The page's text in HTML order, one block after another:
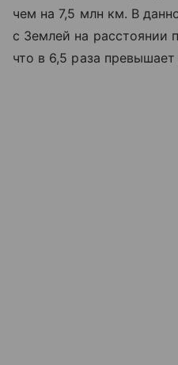
чем на 7,5 млн км. В
с Землей на расстоянии
что в 6,5 раза